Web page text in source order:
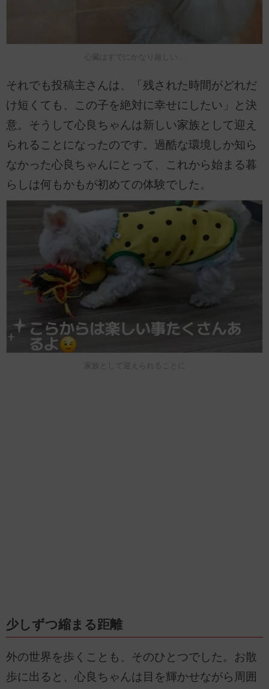
心臓はすでにかなり厳しい…
それでも投稿主さんは、「残された時間がどれだ
け短くても、この子を絶対に幸せにしたい」と決
意。そうして心良ちゃんは新しい家族として迎え
られることになったのです。過酷な環境しか知ら
なかった心良ちゃんにとって、これから始まる暮
らしは何もかもが初めての体験でした。
家族として迎えられることに
少しずつ縮まる距離
外の世界を歩くことも、そのひとつでした。お散
歩に出ると、心良ちゃんは目を輝かせながら周囲